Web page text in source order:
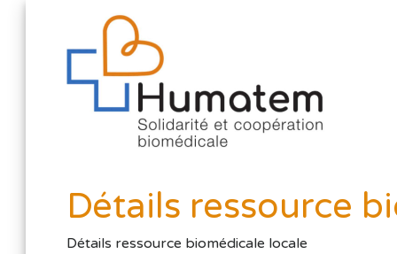
Détails ressource
Détails ressource biomédicale locale